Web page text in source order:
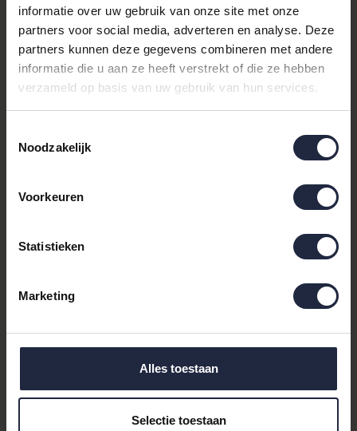
informatie over uw gebruik van onze site met onze
partners voor social media, adverteren en analyse. Deze
partners kunnen deze gegevens combineren met andere
informatie die u aan ze heeft verstrekt of die ze hebben
verzameld op basis van uw gebruik van hun services.
Noodzakelijk
Voorkeuren
Statistieken
Marketing
Alles toestaan
Selectie toestaan
ontworpen met het oog op gezondheid en duurzaamheid. Het
synthetische materiaal is ideaal voor mensen met allergieën,
waardoor het een uitstekende keuze is binnen de categorie
anti-allergische dekbedden. Bovendien is het perfect voor
de herfst en lente, dankzij de optimale temperatuurregulatie.
Productdetails en Specificaties
Afmeting: 200x200/220, geschikt voor
Materiaal: Hoogwaardig synthetisch, ideaal voor
alle seizoenen.
Herfst/lente dekbedden synthetisch, Dekbedden.
Compleet
Combineer dit dekbed met onze andere producten zoals
kussens,badjassen, enhanddoekenvan topmerken zoals
Pip Studio, Essenza, en Vossen. Vergeet niet je slaapkamer af te